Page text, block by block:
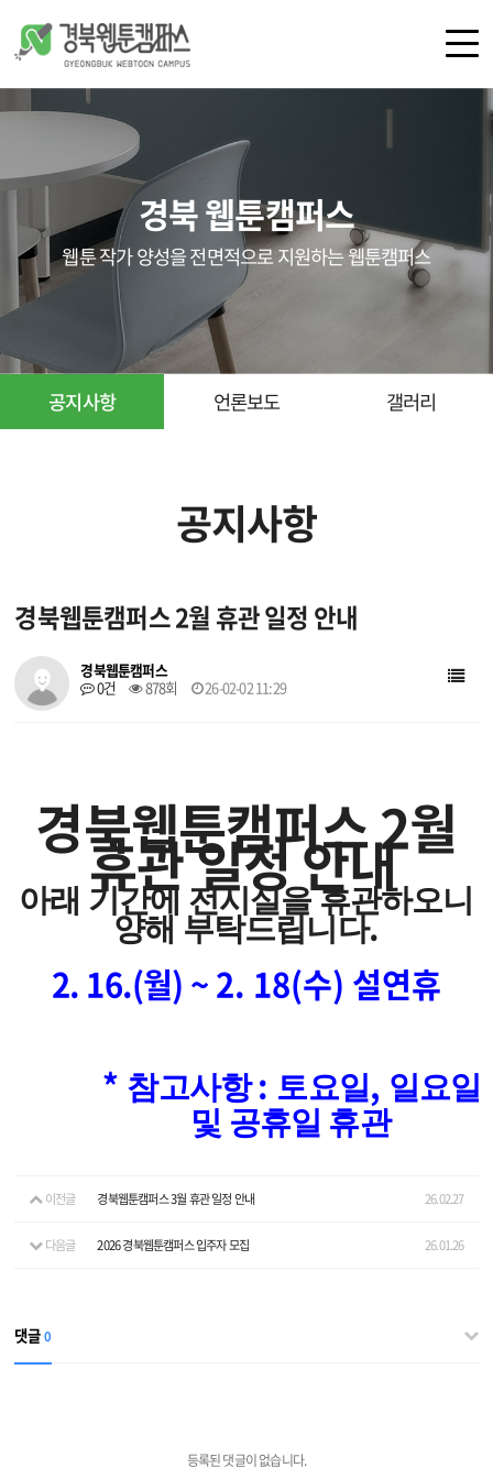
공간 안내
오시는 길
언론보도
웹툰배경에셋
브랜드웹툰
경북 웹툰캠퍼스
웹툰 작가 양성을 전면적으로 지원하는 웹툰캠퍼스
공지사항 언론보도 갤러리
공지사항
경북웹툰캠퍼스 2월 휴관 일정 안내
경북웹툰캠퍼스
0건
878회 26-02-02 11:29
경북웹툰캠퍼스 2월
휴관 일정 안내
아래 기간에 전시실을 휴관하오니
양해 부탁드립니다.
2. 16.(월) ~2. 18(수) 설연휴
* 참고사항: 토요일, 일요일
및 공휴일 휴관
이전글 경북웹툰캠퍼스 3월 휴관 일정 안내 26.02.27
다음글 2026 경북웹툰캠퍼스 입주자 모집 26.01.26
댓글0
등록된 댓글이 없습니다.